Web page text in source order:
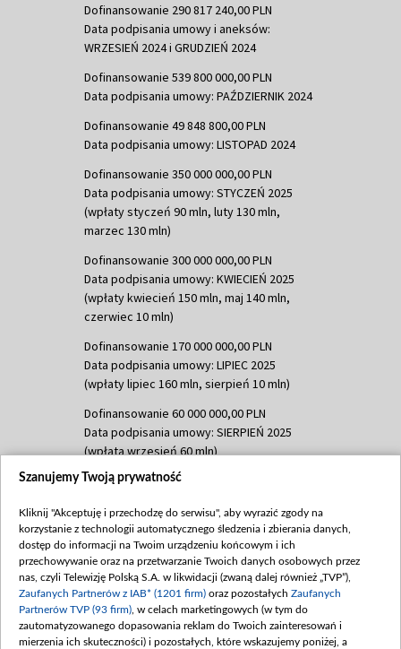
Dofinansowanie 290 817 240,00 PLN
Data podpisania umowy i aneksów:
WRZESIEŃ 2024 i GRUDZIEŃ 2024
Dofinansowanie 539 800 000,00 PLN
Data podpisania umowy: PAŹDZIERNIK 2024
Dofinansowanie 49 848 800,00 PLN
Data podpisania umowy: LISTOPAD 2024
Dofinansowanie 350 000 000,00 PLN
Data podpisania umowy: STYCZEŃ 2025
(wpłaty styczeń 90 mln, luty 130 mln,
marzec 130 mln)
Dofinansowanie 300 000 000,00 PLN
Data podpisania umowy: KWIECIEŃ 2025
(wpłaty kwiecień 150 mln, maj 140 mln,
czerwiec 10 mln)
Dofinansowanie 170 000 000,00 PLN
Data podpisania umowy: LIPIEC 2025
(wpłaty lipiec 160 mln, sierpień 10 mln)
Dofinansowanie 60 000 000,00 PLN
Data podpisania umowy: SIERPIEŃ 2025
(wpłata wrzesień 60 mln)
Dofinansowanie 635 783 051,21 PLN
(wpłata wrzesień 100 mln, październik 350
mln, listopad 265 mln)
Dofinansowanie 48 862 000,00 PLN
Data podpisania umowy: GRUDZIEŃ 2025
(wpłata grudzień 60,548 mln)
Dofinansowanie 900 000 000,00 PLN
Szanujemy Twoją prywatność
Kliknij "Akceptuję i przechodzę do serwisu", aby wyrazić zgody na
korzystanie z technologii automatycznego śledzenia i zbierania danych,
dostęp do informacji na Twoim urządzeniu końcowym i ich
przechowywanie oraz na przetwarzanie Twoich danych osobowych przez
nas, czyli Telewizję Polską S.A. w likwidacji (zwaną dalej również „TVP”),
Zaufanych Partnerów z IAB* (1201 firm) oraz pozostałych Zaufanych
Partnerów TVP (93 firm) , w celach marketingowych (w tym do
zautomatyzowanego dopasowania reklam do Twoich zainteresowań i
mierzenia ich skuteczności) i pozostałych, które wskazujemy poniżej, a